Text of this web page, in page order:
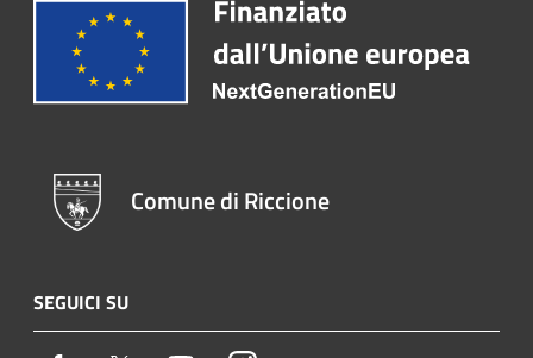
Comune di Riccione
SEGUICI SU